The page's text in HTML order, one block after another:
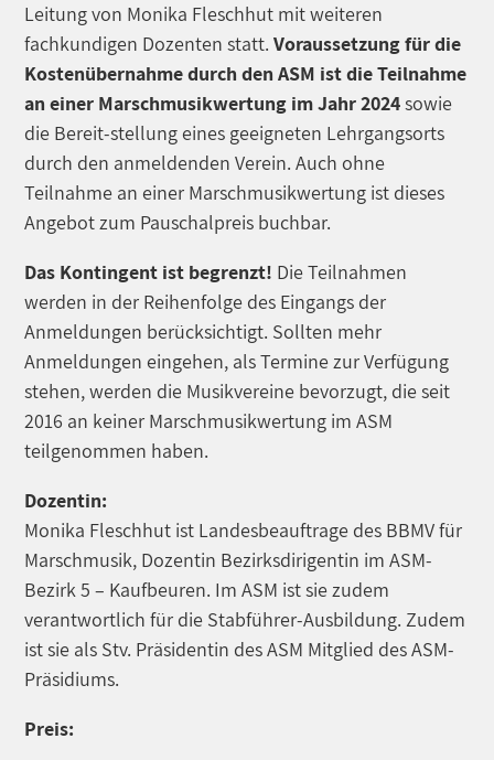
Leitung von Monika Fleschhut mit weiteren
fachkundigen Dozenten statt.Voraussetzung für die
Kostenübernahme durch den ASM ist die Teilnahme
an einer Marschmusikwertung im Jahr 2024sowie
die Bereit-stellung eines geeigneten Lehrgangsorts
durch den anmeldenden Verein. Auch ohne
Teilnahme an einer Marschmusikwertung ist dieses
Angebot zum Pauschalpreis buchbar.
Das Kontingent ist begrenzt! Die Teilnahmen
werden in der Reihenfolge des Eingangs der
Anmeldungen berücksichtigt. Sollten mehr
Anmeldungen eingehen, als Termine zur Verfügung
stehen, werden die Musikvereine bevorzugt, die seit
2016 an keiner Marschmusikwertung im ASM
teilgenommen haben.
Dozentin:
Monika Fleschhut ist Landesbeauftrage des BBMV für
Marschmusik, Dozentin Bezirksdirigentin im ASM-
Bezirk 5 – Kaufbeuren. Im ASM ist sie zudem
verantwortlich für die Stabführer-Ausbildung. Zudem
ist sie als Stv. Präsidentin des ASM Mitglied des ASM-
Präsidiums.
Preis: